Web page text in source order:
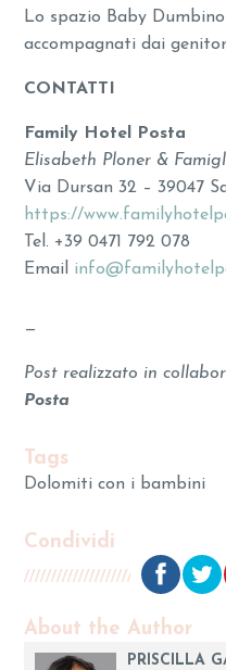
Lo spazio Baby
accompagnati dai
CONTATTI
Family Hotel Posta
Elisabeth Ploner &
Via Dursan 32 – 39047
https://
Tel. +39 0471 792 078
Email
—
Post realizzato in
Posta
Tags
Dolomiti con i bambini
Condividi
About the Author
PRISCILLA